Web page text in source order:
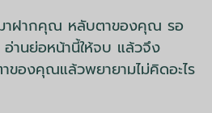
าฝากคุณ หลับตาของคุณ รอ
านย่อหน้านี้ให้จบ แล้วจึง
ของคุณแล้วพยายามไม่คิดอะไร